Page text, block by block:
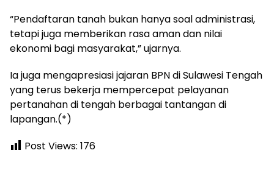
“Pendaftaran tanah bukan hanya soal administrasi,
tetapi juga memberikan rasa aman dan nilai
ekonomi bagi masyarakat,” ujarnya.
Ia juga mengapresiasi jajaran BPN di Sulawesi Tengah
yang terus bekerja mempercepat pelayanan
pertanahan di tengah berbagai tantangan di
lapangan.(*)
Post Views: 176